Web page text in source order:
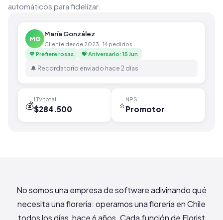
automáticos para fidelizar.
MG
María González
Cliente desde 2023 · 14 pedidos
🌹 Prefiere rosas
💝 Aniversario: 15 Jun
🔔 Recordatorio enviado hace 2 días
💰LTV total
$284.500 ⭐NPS
Promotor
No somos una empresa de software adivinando qué
necesita una florería: operamos una florería en Chile
todos los días, hace 6 años. Cada función de Florist